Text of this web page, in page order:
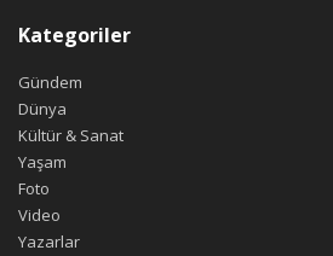
Kategoriler
Gündem
Dünya
Kültür & Sanat
Yaşam
Foto
Video
Yazarlar